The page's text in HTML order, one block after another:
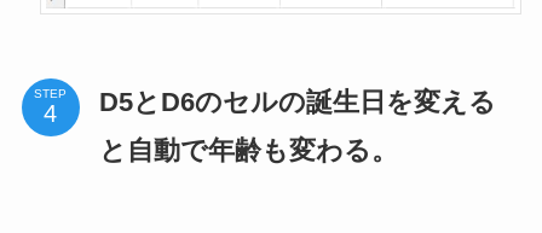
STEP
D5とD6のセルの誕生日を変える
と自動で年齢も変わる。